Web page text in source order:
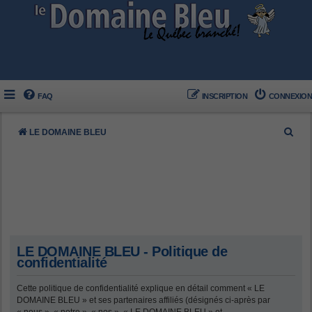
FAQ CONNEXION
INSCRIPTION
LE DOMAINE BLEU
LE DOMAINE BLEU - Politique de
confidentialité
Cette politique de confidentialité explique en détail comment « LE
DOMAINE BLEU » et ses partenaires affiliés (désignés ci-après par